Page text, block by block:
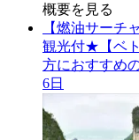
概要を見る
【燃油サーチ
観光付★【ベ
方におすすめ
6日